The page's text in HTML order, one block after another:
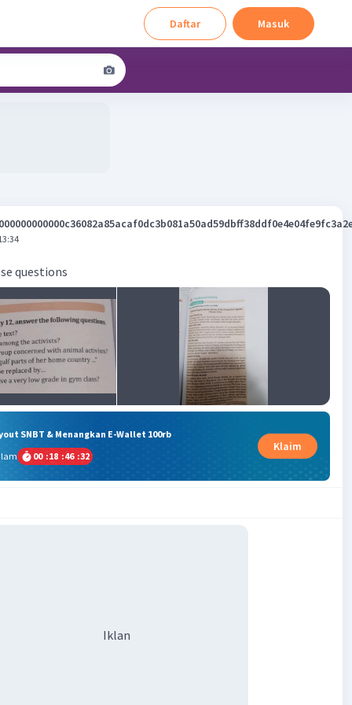
Daftar Masuk
questions
SNBT & Menangkan E-Wallet 100rb
00 :18 :46 :31
Klaim
Iklan